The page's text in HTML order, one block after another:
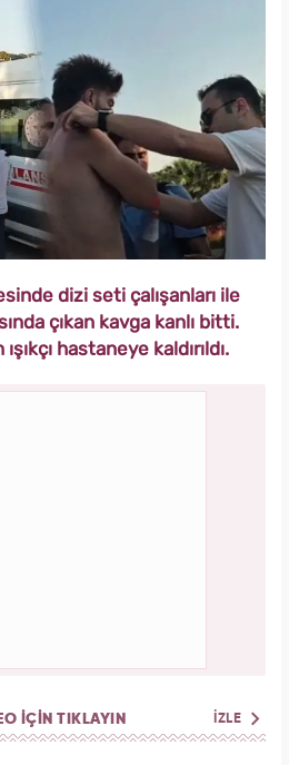
dizi seti çalışanları ile
çıkan kavga kanlı bitti.
hastaneye kaldırıldı.
İÇİN TIKLAYIN İZLE